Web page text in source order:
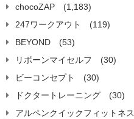
chocoZAP
(1,183)
247ワークアウト
(119)
BEYOND
(53)
リボーンマイセルフ
(30)
ビーコンセプト
(30)
ドクタートレーニング
(30)
アルペンクイックフィットネス